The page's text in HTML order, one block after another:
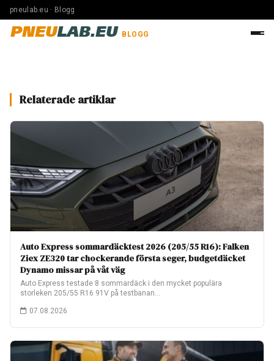
pneulab.eu · Blogg
PNEULAB.EU BLOGG
Relaterade artiklar
Auto Express sommardäcktest 2026 (205/55 R16): Falken
Ziex ZE320 tar chockerande första seger, budgetdäcket
Dynamo missar på våt väg
Auto Express testade 8 sommardäck i den mycket populära
storleken 205/55 R16 91V på testbanan…
07.08.2026